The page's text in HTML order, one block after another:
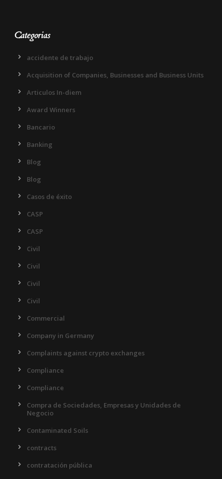
Categorias
accidente de trabajo
Acquisition of Companies, Businesses and Business Units
Articulos In-diem
Award Winners
Bancario
Banking
Blog
Blog
Casos de éxito
CASP
CASP
Civil
Civil
Civil
Civil
Commercial
Company in Germany
Complaints against crypto exchanges
Compliance
Compliance
Compra de Sociedades, Empresas y Unidades de
Negocio
Contaminated Soils
contracts
contratación pública